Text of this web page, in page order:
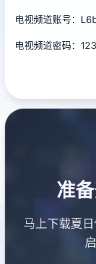
电视频道账号：
电视频道密码：
准
马上下载夏